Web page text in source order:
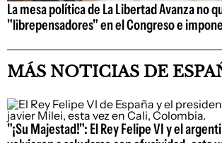
La mesa política de La Libertad Avanza no
"librepensadores" en el Congreso e
MÁS NOTICIAS DE
"¡Su Majestad!": El Rey Felipe VI y el